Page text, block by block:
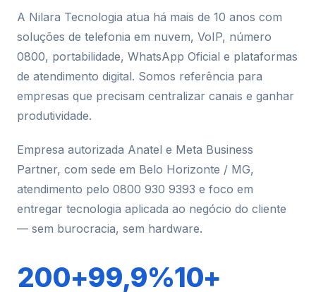
A Nilara Tecnologia atua há mais de 10 anos com
soluções de telefonia em nuvem, VoIP, número
0800, portabilidade, WhatsApp Oficial e plataformas
de atendimento digital. Somos referência para
empresas que precisam centralizar canais e ganhar
produtividade.
Empresa autorizada Anatel e Meta Business
Partner, com sede em Belo Horizonte / MG,
atendimento pelo 0800 930 9393 e foco em
entregar tecnologia aplicada ao negócio do cliente
— sem burocracia, sem hardware.
200+99,9%10+